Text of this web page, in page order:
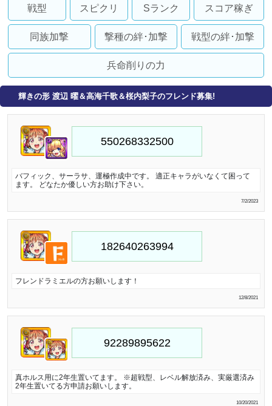
戦型 スピクリ Sランク スコア稼ぎ
同族加撃 撃種の絆･加撃 戦型の絆･加撃
兵命削りの力
輝きの形 渡辺 曜＆高海千歌＆桜内梨子のフレンド募集!
バフィック、サーラサ、運極作成中です。 適正キャラがいなくて困って
ます。 どなたか優しい方お助け下さい。
7/2/2023
フレンドラミエルの方お願いします！
12/8/2021
真ホルス用に2年生置いてます。 ※超戦型、レベル解放済み、実厳選済み
2年生置いてる方申請お願いします。
10/20/2021